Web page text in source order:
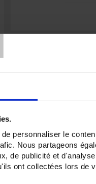
personnaliser le
Nous partageons
de publicité et
ont collectées lors de
par câble
Trier par Par ordre